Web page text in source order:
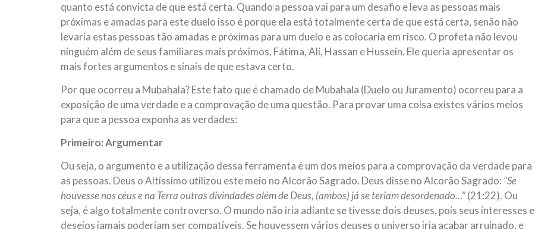
quanto está convicta de que está certa. Quando a pessoa vai para um desafio e leva as pessoas mais
próximas e amadas para este duelo isso é porque ela está totalmente certa de que está certa, senão não
levaria estas pessoas tão amadas e próximas para um duelo e as colocaria em risco. O profeta não levou
ninguém além de seus familiares mais próximos, Fátima, Ali, Hassan e Hussein. Ele queria apresentar os
mais fortes argumentos e sinais de que estava certo.
Por que ocorreu a Mubahala? Este fato que é chamado de Mubahala (Duelo ou Juramento) ocorreu para a
exposição de uma verdade e a comprovação de uma questão. Para provar uma coisa existes vários meios
para que a pessoa exponha as verdades:
Primeiro: Argumentar
Ou seja, o argumento e a utilização dessa ferramenta é um dos meios para a comprovação da verdade para
as pessoas. Deus o Altíssimo utilizou este meio no Alcorão Sagrado. Deus disse no Alcorão Sagrado: “Se
houvesse nos céus e na Terra outras divindades além de Deus, (ambos) já se teriam desordenado…”(21:22). Ou
seja, é algo totalmente controverso. O mundo não iria adiante se tivesse dois deuses, pois seus interesses e
desejos jamais poderiam ser compatíveis. Se houvessem vários deuses o universo iria acabar arruinado, e